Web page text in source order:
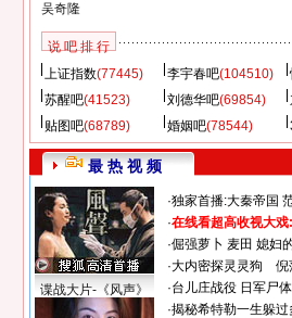
吴奇隆
说 吧 排 行
上证指数(77445) 李宇春吧(104510)
苏醒吧(41523) 刘德华吧(69854)
贴图吧(68789) 婚姻吧(78544)
最 热 视 频
谍战大片-《风声》
·独家首播:大秦帝国
·在线看超高收视大戏:
·倔强萝卜 麦田 媳妇
·大内密探灵灵狗
倪
·台儿庄战役 日军尸
·揭秘希特勒一生躲过